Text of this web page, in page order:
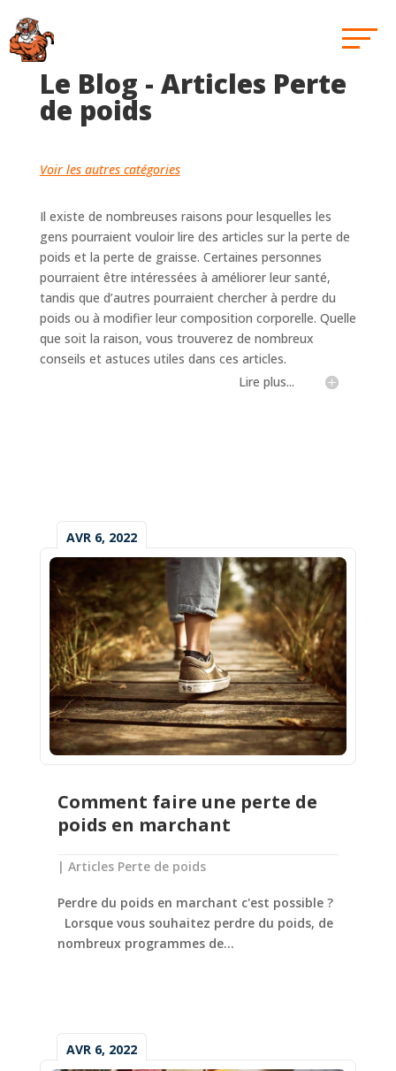
Le Blog - Articles Perte
de poids
Voir les autres catégories
Il existe de nombreuses raisons pour lesquelles les
gens pourraient vouloir lire des articles sur la perte de
poids et la perte de graisse. Certaines personnes
pourraient être intéressées à améliorer leur santé,
tandis que d’autres pourraient chercher à perdre du
poids ou à modifier leur composition corporelle. Quelle
que soit la raison, vous trouverez de nombreux
conseils et astuces utiles dans ces articles.
Lire plus...
Comment faire une perte de
poids en marchant
AVR 6, 2022
| Articles Perte de poids
Perdre du poids en marchant c'est possible ?
Lorsque vous souhaitez perdre du poids, de
nombreux programmes de...
AVR 6, 2022